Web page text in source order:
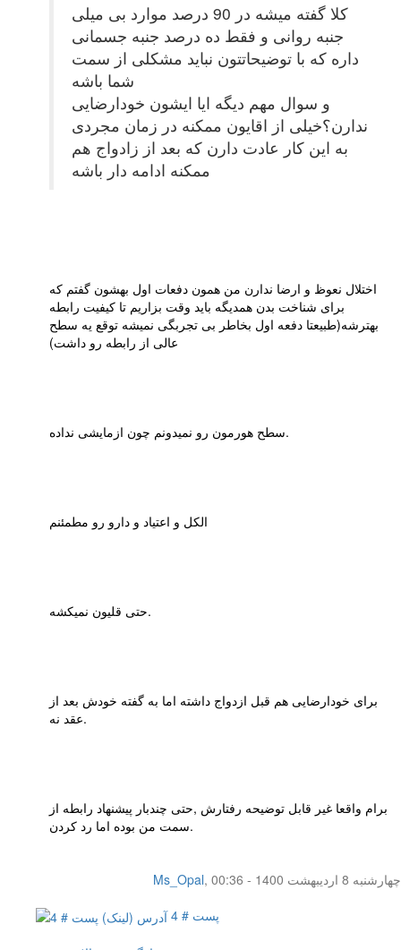
کلا گفته میشه در 90 درصد موارد بی میلی
جنبه روانی و فقط ده درصد جنبه جسمانی
داره که با توضیحاتتون نباید مشکلی از سمت
شما باشه
و سوال مهم دیگه ایا ایشون خودارضایی
ندارن؟خیلی از اقایون ممکنه در زمان مجردی
به این کار عادت دارن که بعد از زادواج هم
ممکنه ادامه دار باشه
اختلال نعوظ و ارضا ندارن من همون دفعات اول بهشون گفتم که
برای شناخت بدن همدیگه باید وقت بزاریم تا کیفیت رابطه
بهترشه(طبیعتا دفعه اول بخاطر بی تجربگی نمیشه توقع یه سطح
عالی از رابطه رو داشت)
سطح هورمون رو نمیدونم چون ازمایشی نداده.
الکل و اعتیاد و دارو رو مطمئنم
حتی قلیون نمیکشه.
برای خودارضایی هم قبل ازدواج داشته اما به گفته خودش بعد از
عقد نه.
برام واقعا غیر قابل توضیحه رفتارش ,حتی چندبار پیشنهاد رابطه از
سمت من بوده اما رد کردن.
Ms_Opal,
چهار‌شنبه 8 اردیبهشت 1400 - 00:36
پست # 4